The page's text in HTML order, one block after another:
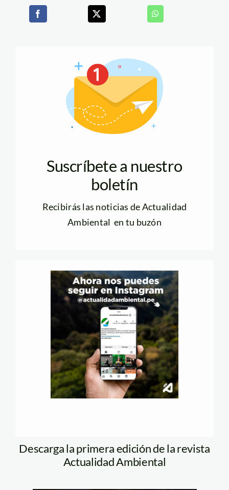
Suscríbete a nuestro
boletín
Recibirás las noticias de Actualidad
Ambiental en tu buzón
Descarga la primera edición de la revista
Actualidad Ambiental